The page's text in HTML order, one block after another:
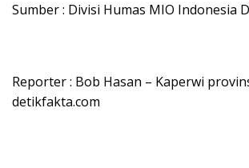
Sumber : Divisi Humas MIO Indonesia
Reporter : Bob Hasan – Kaperwi
detikfakta.com